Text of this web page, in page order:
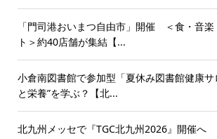
「門司港おいまつ自由市」開催 ＜食・音
ト＞約40店舗が集結【...
小倉南図書館で参加型「夏休み図書館健康
と栄養”を学ぶ？【北...
北九州メッセで『TGC北九州2026』開催へ